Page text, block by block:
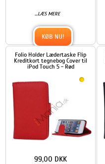
...LÆS MERE
KØB NU!
Folio Holder Lædertaske Flip
Kreditkort tegnebog Cover til
iPod Touch 5 - Rød
99,00 DKK